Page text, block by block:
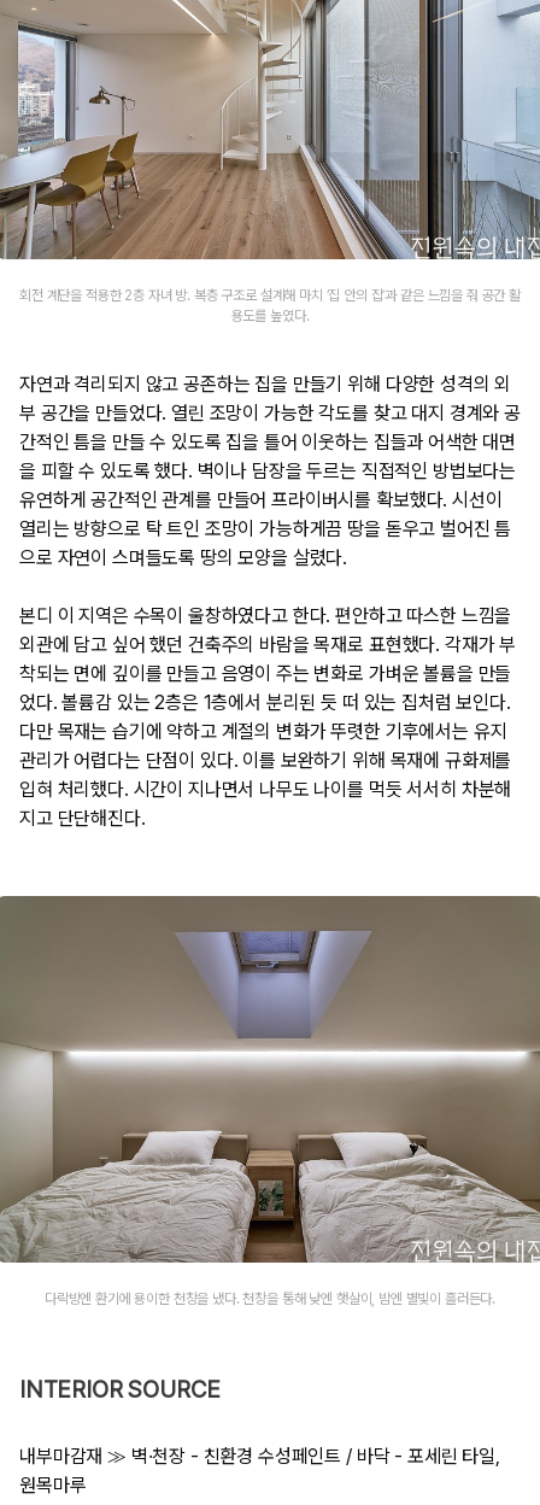
회전 계단을 적용한 2층 자녀 방. 복층 구조로 설계해 마치 ‘집 안의 집’과 같은 느낌을 줘 공간 활
용도를 높였다.
자연과 격리되지 않고 공존하는 집을 만들기 위해 다양한 성격의 외
부 공간을 만들었다. 열린 조망이 가능한 각도를 찾고 대지 경계와 공
간적인 틈을 만들 수 있도록 집을 틀어 이웃하는 집들과 어색한 대면
을 피할 수 있도록 했다. 벽이나 담장을 두르는 직접적인 방법보다는
유연하게 공간적인 관계를 만들어 프라이버시를 확보했다. 시선이
열리는 방향으로 탁 트인 조망이 가능하게끔 땅을 돋우고 벌어진 틈
으로 자연이 스며들도록 땅의 모양을 살렸다.
본디 이 지역은 수목이 울창하였다고 한다. 편안하고 따스한 느낌을
외관에 담고 싶어 했던 건축주의 바람을 목재로 표현했다. 각재가 부
착되는 면에 깊이를 만들고 음영이 주는 변화로 가벼운 볼륨을 만들
었다. 볼륨감 있는 2층은 1층에서 분리된 듯 떠 있는 집처럼 보인다.
다만 목재는 습기에 약하고 계절의 변화가 뚜렷한 기후에서는 유지
관리가 어렵다는 단점이 있다. 이를 보완하기 위해 목재에 규화제를
입혀 처리했다. 시간이 지나면서 나무도 나이를 먹듯 서서히 차분해
지고 단단해진다.​
다락방엔 환기에 용이한 천창을 냈다. 천창을 통해 낮엔 햇살이, 밤엔 별빛이 흘러든다.
INTERIOR SOURCE
내부마감재 ≫ 벽·천장 - 친환경 수성페인트 / 바닥 - 포세린 타일,
원목마루